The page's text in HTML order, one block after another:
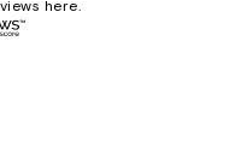
here.